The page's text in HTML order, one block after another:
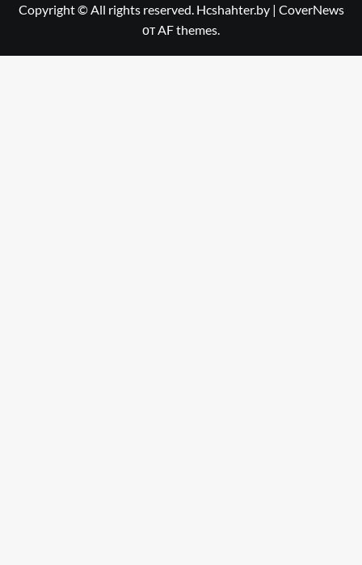
Copyright © All rights reserved. Hcshahter.by | CoverNews
от AF themes.